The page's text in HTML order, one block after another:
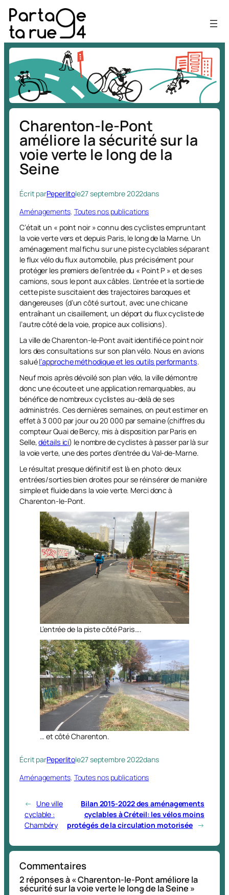
Aller
au
contenu
Charenton-le-Pont
améliore la sécurité sur la
voie verte le long de la
Seine
Écrit parPeperlitole27 septembre 2022dans
Aménagements, Toutes nos publications
C’était un « point noir » connu des cyclistes empruntant
la voie verte vers et depuis Paris, le long de la Marne. Un
aménagement mal fichu sur une piste cyclables séparant
le flux vélo du flux automobile, plus précisément pour
protéger les premiers de l’entrée du « Point P » et de ses
camions, sous le pont aux câbles. L’entrée et la sortie de
cette piste suscitaient des trajectoires baroques et
dangereuses (d’un côté surtout, avec une chicane
entraînant un cisaillement, un déport du flux cycliste de
l’autre côté de la voie, propice aux collisions).
La ville de Charenton-le-Pont avait identifié ce point noir
lors des consultations sur son plan vélo. Nous en avions
saluél’approche méthodique et les outils performants.
Neuf mois après dévoilé son plan vélo, la ville démontre
donc une écoute et une application remarquables, au
bénéfice de nombreux cyclistes au-delà de ses
administrés. Ces dernières semaines, on peut estimer en
effet à 3 000 par jour ou 20 000 par semaine (chiffres du
compteur Quai de Bercy, mis à disposition par Paris en
Selle,détails ici) le nombre de cyclistes à passer par là sur
la voie verte, une des portes d’entrée du Val-de-Marne.
Le résultat presque définitif est là en photo: deux
entrées/sorties bien droites pour se réinsérer de manière
simple et fluide dans la voie verte. Merci donc à
Charenton-le-Pont.
L’entrée de la piste côté Paris….
… et côté Charenton.
Écrit parPeperlitole27 septembre 2022dans
Aménagements, Toutes nos publications
←
Une ville
cyclable :
Chambéry
Bilan 2015-2022 des aménagements
cyclables à Créteil: les vélos moins
protégés de la circulation motorisée →
Commentaires
2 réponses à « Charenton-le-Pont améliore la
sécurité sur la voie verte le long de la Seine »